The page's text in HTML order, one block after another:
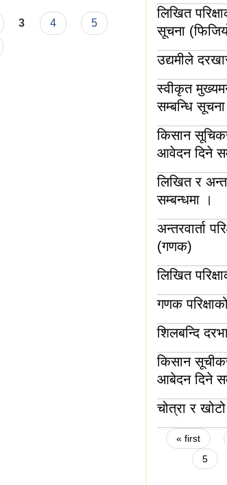
3 4
5
लिखित
सूचना
उद्यमीले
स्वीकृत
सम्बन्धि
किसान
आवेदन दिने
लिखित र
सम्बन्धमा ।
अन्तरवार्ता
(गणक)
लिखित
गणक
शिलबन्दि
किसान
आबेदन दिने
चोत्रा र
Pages
« first
5